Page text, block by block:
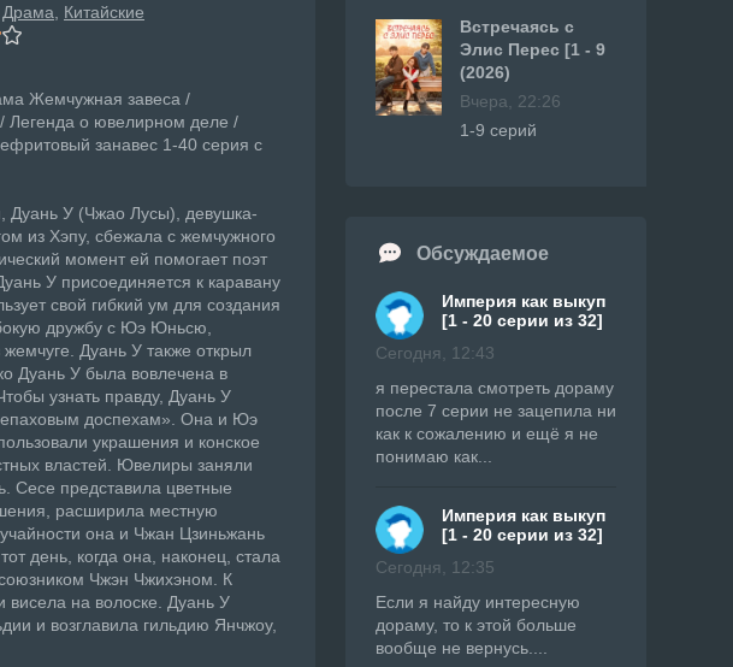
Драма Китайские
Жемчужная завеса /
Легенда о ювелирном деле /
занавес 1-40 серия с
Дуань У (Чжао Лусы), девушка-
из Хэпу, сбежала с жемчужного
момент ей помогает поэт
У присоединяется к каравану
свой гибкий ум для создания
дружбу с Юэ Юньсю,
Дуань У также открыл
Дуань У была вовлечена в
узнать правду, Дуань У
доспехам». Она и Юэ
украшения и конское
властей. Ювелиры заняли
Сесе представила цветные
расширила местную
она и Чжан Цзиньжань
день, когда она, наконец, стала
Чжэн Чжихэном. К
висела на волоске. Дуань У
и возглавила гильдию Янчжоу,
Встречаясь с
Элис Перес [1 - 9
(2026)
Вчера, 22:26
1-9 серий
Обсуждаемое
Империя как выкуп
[1 - 20 серии из 32]
Сегодня, 12:43
я перестала смотреть дораму
после 7 серии не зацепила ни
как к сожалению и ещё я не
понимаю как...
Империя как выкуп
[1 - 20 серии из 32]
Сегодня, 12:35
Если я найду интересную
дораму, то к этой больше
вообще не вернусь....